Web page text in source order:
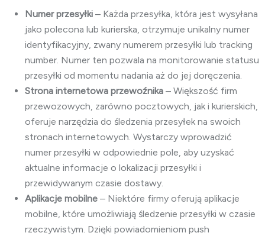
Numer przesyłki – Każda przesyłka, która jest wysyłana
jako polecona lub kurierska, otrzymuje unikalny numer
identyfikacyjny, zwany numerem przesyłki lub tracking
number. Numer ten pozwala na monitorowanie statusu
przesyłki od momentu nadania aż do jej doręczenia.
Strona internetowa przewoźnika – Większość firm
przewozowych, zarówno pocztowych, jak i kurierskich,
oferuje narzędzia do śledzenia przesyłek na swoich
stronach internetowych. Wystarczy wprowadzić
numer przesyłki w odpowiednie pole, aby uzyskać
aktualne informacje o lokalizacji przesyłki i
przewidywanym czasie dostawy.
Aplikacje mobilne – Niektóre firmy oferują aplikacje
mobilne, które umożliwiają śledzenie przesyłki w czasie
rzeczywistym. Dzięki powiadomieniom push